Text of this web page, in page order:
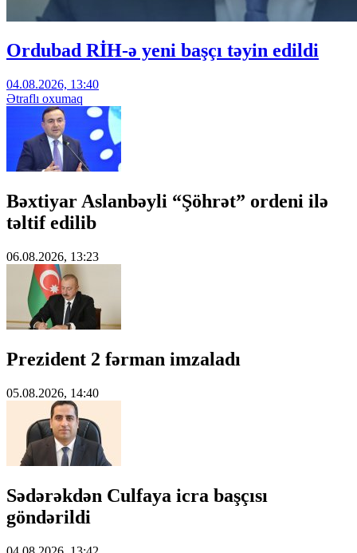
Ordubad RİH-ə yeni başçı təyin edildi
04.08.2026, 13:40
Ətraflı oxumaq
Bəxtiyar Aslanbəyli “Şöhrət” ordeni ilə
təltif edilib
06.08.2026, 13:23
Prezident 2 fərman imzaladı
05.08.2026, 14:40
Sədərəkdən Culfaya icra başçısı
göndərildi